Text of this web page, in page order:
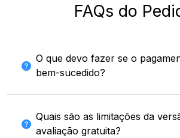
FAQs do
O que devo fazer se o
bem-sucedido?
Quais são as limitações da
avaliação gratuita?